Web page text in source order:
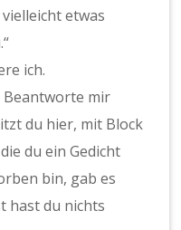
etwas
ich.
Beantworte mir
du hier, mit Block
du ein Gedicht
bin, gab es
hast du nichts